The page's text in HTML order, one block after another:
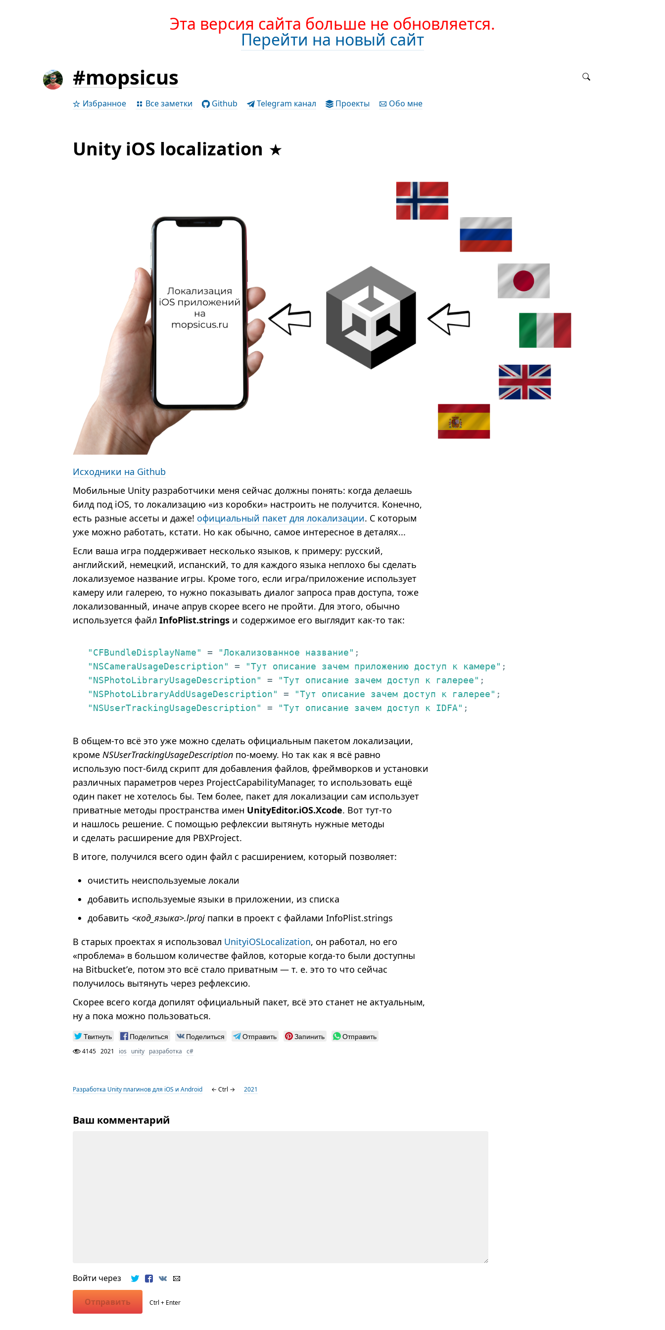
Эта версия сайта больше не обновляется.
Перейти на новый сайт
#mopsicus
Избранное Все заметки Github Telegram канал Проекты Обо мне
Unity iOS localization
Исходники на Github
Мобильные Unity разработчики меня сейчас должны понять: когда делаешь
билд под iOS, то локализацию «из коробки» настроить не получится. Конечно,
есть разные ассеты и даже! официальный пакет для локализации. С которым
уже можно работать, кстати. Но как обычно, самое интересное в деталях...
Если ваша игра поддерживает несколько языков, к примеру: русский,
английский, немецкий, испанский, то для каждого языка неплохо бы сделать
локализуемое название игры. Кроме того, если игра/приложение использует
камеру или галерею, то нужно показывать диалог запроса прав доступа, тоже
локализованный, иначе апрув скорее всего не пройти. Для этого, обычно
используется файлInfoPlist.strings и содержимое его выглядит как-то так:
"CFBundleDisplayName" = "Локализованное название"
"NSCameraUsageDescription"
= "Тут описание зачем приложению доступ к камере"
"NSPhotoLibraryUsageDescription"
= "Тут описание зачем доступ к галерее"
"NSPhotoLibraryAddUsageDescription"
= "Тут описание зачем доступ к галерее"
"NSUserTrackingUsageDescription"
= "Тут описание зачем доступ к IDFA" ;
В общем-то всё это уже можно сделать официальным пакетом локализации,
кромеNSUserTrackingUsageDescription по-моему. Но так как я всё равно
использую пост-билд скрипт для добавления файлов, фреймворков и установки
различных параметров через ProjectCapabilityManager, то использовать ещё
один пакет не хотелось бы. Тем более, пакет для локализации сам использует
приватные методы пространства имен UnityEditor.iOS.Xcode. Вот тут-то
и нашлось решение. С помощью рефлексии вытянуть нужные методы
и сделать расширение для PBXProject.
В итоге, получился всего один файл с расширением, который позволяет:
очистить неиспользуемые локали
добавить используемые языки в приложении, из списка
добавить <код_языка>.lproj папки в проект с файлами InfoPlist.strings
В старых проектах я использовал UnityiOSLocalization, он работал, но его
«проблема» в большом количестве файлов, которые когда-то были доступны
на Bitbucket’е, потом это всё стало приватным — т. е. это то что сейчас
получилось вытянуть через рефлексию.
Скорее всего когда допилят официальный пакет, всё это станет не актуальным,
ну а пока можно пользоваться.
Твитнуть Поделиться Поделиться Отправить Запинить Отправить
4145 2021 ios unity разработка с#
Разработка Unity плагинов для iOS и Android ← Ctrl → 2021
Ваш комментарий
Войти через
Отправить Ctrl + Enter